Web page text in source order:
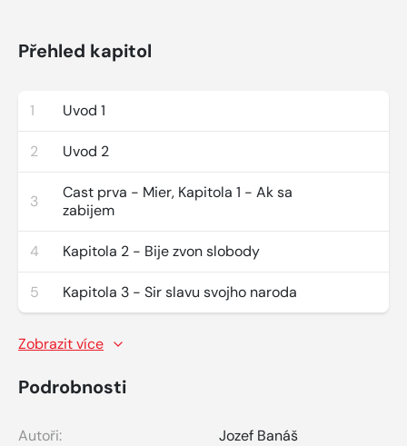
Přehled kapitol
1 Uvod 1
2 Uvod 2
3
Cast prva - Mier, Kapitola 1 - Ak sa
zabijem
4 Kapitola 2 - Bije zvon slobody
5 Kapitola 3 - Sir slavu svojho naroda
Zobrazit více
Podrobnosti
Autoři:
Jozef Banáš